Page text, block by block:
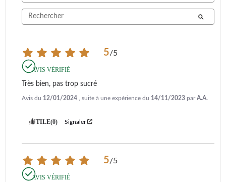
5/5
AVIS VÉRIFIÉ
Très bien, pas trop sucré
Avis du 12/01/2024 , suite à une expérience du 14/11/2023 parA.A.
UTILE(0) Signaler
5/5
AVIS VÉRIFIÉ